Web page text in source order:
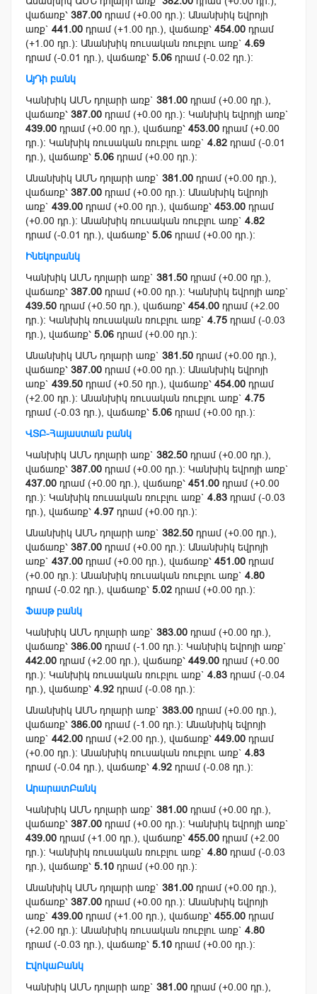
վաճառք՝ 387.00 դրամ (+0.00 դր.): Անանխիկ եվրոյի
առք` 441.00 դրամ (+1.00 դր.), վաճառք՝ 454.00 դրամ
(+1.00 դր.): Անանխիկ ռուսական ռուբլու առք` 4.69
դրամ (-0.01 դր.), վաճառք՝ 5.06 դրամ (-0.02 դր.):
ԱյԴի բանկ
Կանխիկ ԱՄՆ դոլարի առք` 381.00 դրամ (+0.00 դր.),
վաճառք՝ 387.00 դրամ (+0.00 դր.): Կանխիկ եվրոյի առք`
439.00 դրամ (+0.00 դր.), վաճառք՝ 453.00 դրամ (+0.00
դր.): Կանխիկ ռուսական ռուբլու առք` 4.82 դրամ (-0.01
դր.), վաճառք՝ 5.06 դրամ (+0.00 դր.):
Անանխիկ ԱՄՆ դոլարի առք` 381.00 դրամ (+0.00 դր.),
վաճառք՝ 387.00 դրամ (+0.00 դր.): Անանխիկ եվրոյի
առք` 439.00 դրամ (+0.00 դր.), վաճառք՝ 453.00 դրամ
(+0.00 դր.): Անանխիկ ռուսական ռուբլու առք` 4.82
դրամ (-0.01 դր.), վաճառք՝ 5.06 դրամ (+0.00 դր.):
Ինեկոբանկ
Կանխիկ ԱՄՆ դոլարի առք` 381.50 դրամ (+0.00 դր.),
վաճառք՝ 387.00 դրամ (+0.00 դր.): Կանխիկ եվրոյի առք`
439.50 դրամ (+0.50 դր.), վաճառք՝ 454.00 դրամ (+2.00
դր.): Կանխիկ ռուսական ռուբլու առք` 4.75 դրամ (-0.03
դր.), վաճառք՝ 5.06 դրամ (+0.00 դր.):
Անանխիկ ԱՄՆ դոլարի առք` 381.50 դրամ (+0.00 դր.),
վաճառք՝ 387.00 դրամ (+0.00 դր.): Անանխիկ եվրոյի
առք` 439.50 դրամ (+0.50 դր.), վաճառք՝ 454.00 դրամ
(+2.00 դր.): Անանխիկ ռուսական ռուբլու առք` 4.75
դրամ (-0.03 դր.), վաճառք՝ 5.06 դրամ (+0.00 դր.):
ՎՏԲ-Հայաստան բանկ
Կանխիկ ԱՄՆ դոլարի առք` 382.50 դրամ (+0.00 դր.),
վաճառք՝ 387.00 դրամ (+0.00 դր.): Կանխիկ եվրոյի առք`
437.00 դրամ (+0.00 դր.), վաճառք՝ 451.00 դրամ (+0.00
դր.): Կանխիկ ռուսական ռուբլու առք` 4.83 դրամ (-0.03
դր.), վաճառք՝ 4.97 դրամ (+0.00 դր.):
Անանխիկ ԱՄՆ դոլարի առք` 382.50 դրամ (+0.00 դր.),
վաճառք՝ 387.00 դրամ (+0.00 դր.): Անանխիկ եվրոյի
առք` 437.00 դրամ (+0.00 դր.), վաճառք՝ 451.00 դրամ
(+0.00 դր.): Անանխիկ ռուսական ռուբլու առք` 4.80
դրամ (-0.02 դր.), վաճառք՝ 5.02 դրամ (+0.00 դր.):
Ֆասթ բանկ
Կանխիկ ԱՄՆ դոլարի առք` 383.00 դրամ (+0.00 դր.),
վաճառք՝ 386.00 դրամ (-1.00 դր.): Կանխիկ եվրոյի առք`
442.00 դրամ (+2.00 դր.), վաճառք՝ 449.00 դրամ (+0.00
դր.): Կանխիկ ռուսական ռուբլու առք` 4.83 դրամ (-0.04
դր.), վաճառք՝ 4.92 դրամ (-0.08 դր.):
Անանխիկ ԱՄՆ դոլարի առք` 383.00 դրամ (+0.00 դր.),
վաճառք՝ 386.00 դրամ (-1.00 դր.): Անանխիկ եվրոյի
առք` 442.00 դրամ (+2.00 դր.), վաճառք՝ 449.00 դրամ
(+0.00 դր.): Անանխիկ ռուսական ռուբլու առք` 4.83
դրամ (-0.04 դր.), վաճառք՝ 4.92 դրամ (-0.08 դր.):
ԱրարատԲանկ
Կանխիկ ԱՄՆ դոլարի առք` 381.00 դրամ (+0.00 դր.),
վաճառք՝ 387.00 դրամ (+0.00 դր.): Կանխիկ եվրոյի առք`
439.00 դրամ (+1.00 դր.), վաճառք՝ 455.00 դրամ (+2.00
դր.): Կանխիկ ռուսական ռուբլու առք` 4.80 դրամ (-0.03
դր.), վաճառք՝ 5.10 դրամ (+0.00 դր.):
Անանխիկ ԱՄՆ դոլարի առք` 381.00 դրամ (+0.00 դր.),
վաճառք՝ 387.00 դրամ (+0.00 դր.): Անանխիկ եվրոյի
առք` 439.00 դրամ (+1.00 դր.), վաճառք՝ 455.00 դրամ
(+2.00 դր.): Անանխիկ ռուսական ռուբլու առք` 4.80
դրամ (-0.03 դր.), վաճառք՝ 5.10 դրամ (+0.00 դր.):
ԷվոկաԲանկ
Կանխիկ ԱՄՆ դոլարի առք` 381.00 դրամ (+0.00 դր.),